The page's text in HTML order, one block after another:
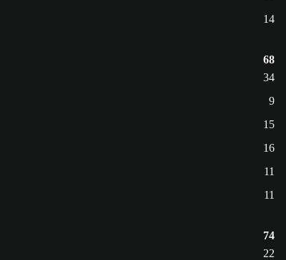
14
68
34
9
15
16
11
11
74
22